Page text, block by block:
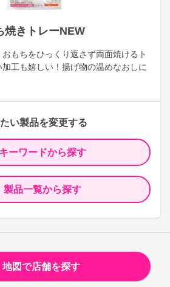
焼きトレーNEW
もちをひっくり返さず両面焼けるト
工も嬉しい！揚げ物の温めなおしに
い製品を変更する
キーワードから探す
製品一覧から探す
地図で店舗を探す